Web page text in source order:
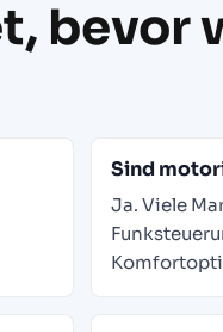
bevor
Sind
Ja. Viele